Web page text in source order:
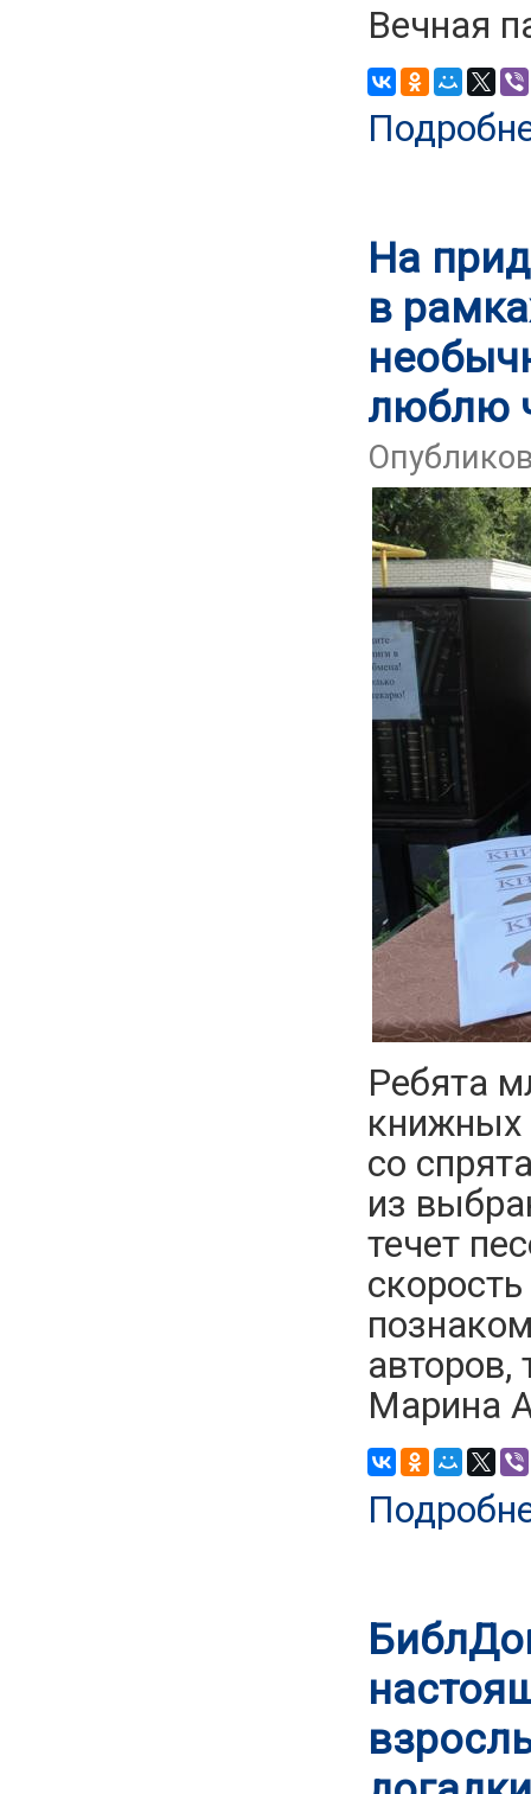
Вечная
На
в
люблю
Ребята
книжных
со
из
течет
авторов,
Марина